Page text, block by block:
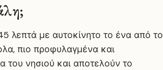
λεπτά με αυτοκίνητο το ένα από το
πιο προφυλαγμένα και
του νησιού και αποτελούν το